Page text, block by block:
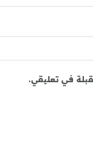
في تعليقي.